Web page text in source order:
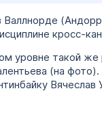
кросс-
уровне такой же
(на фото).
Вячеслав